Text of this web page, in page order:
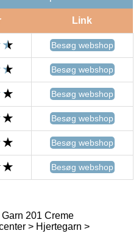
Link
Besøg webshop
Besøg webshop
Besøg webshop
Besøg webshop
Besøg webshop
Besøg webshop
201 Creme
> Hjertegarn >